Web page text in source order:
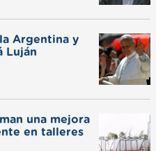
Argentina y
Luján
una mejora
en talleres